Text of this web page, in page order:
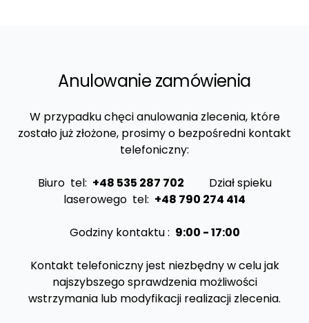
Anulowanie zamówienia
W przypadku chęci anulowania zlecenia, które
zostało już złożone, prosimy o bezpośredni kontakt
telefoniczny:
Biuro tel: +48 535 287 702
Dział spieku
laserowego tel: +48 790 274 414
Godziny kontaktu : 9:00 - 17:00
Kontakt telefoniczny jest niezbędny w celu jak
najszybszego sprawdzenia możliwości
wstrzymania lub modyfikacji realizacji zlecenia.